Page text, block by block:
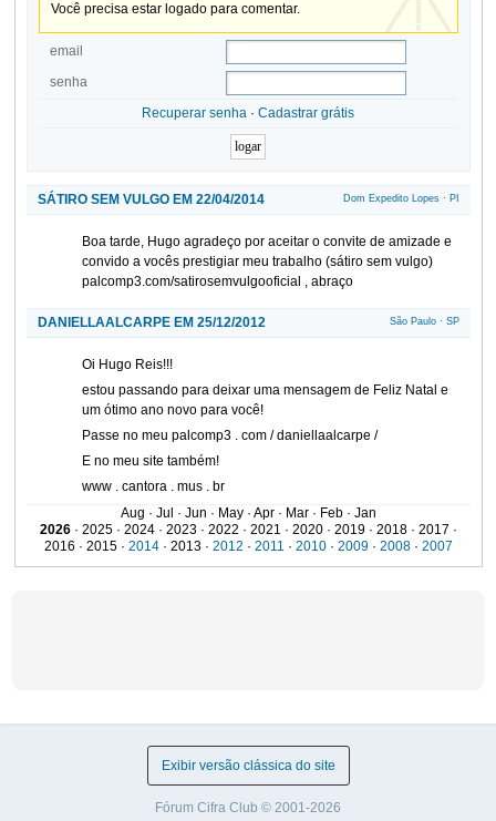
Você precisa estar logado para comentar.
email
senha
Recuperar senha · Cadastrar grátis
SÁTIRO SEM VULGO EM 22/04/2014 Dom Expedito Lopes· PI
Boa tarde, Hugo agradeço por aceitar o convite de amizade e
convido a vocês prestigiar meu trabalho (sátiro sem vulgo)
palcomp3.com/satirosemvulgooficial , abraço
DANIELLAALCARPE EM 25/12/2012 São Paulo· SP
Oi Hugo Reis!!!
estou passando para deixar uma mensagem de Feliz Natal e
um ótimo ano novo para você!
Passe no meu palcomp3 . com / daniellaalcarpe /
E no meu site também!
www . cantora . mus . br
Beijos!!!
Daniella Alcarpe
CATARSE, uma rede social que ajuda artistas a levantar
fundos para seus projetos.
Aug · Jul · Jun · May · Apr · Mar · Feb · Jan
2026· 2025 · 2024 · 2023 · 2022 · 2021 · 2020 · 2019 · 2018 · 2017 ·
2016 · 2015 · 2014· 2013 · 2012 · 2011 · 2010· 2009· 2008· 2007
Exibir versão clássica do site
Fórum Cifra Club © 2001-2026